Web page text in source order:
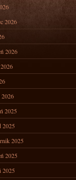
2026
2026
2026
2025
2025
2025
2025
2025